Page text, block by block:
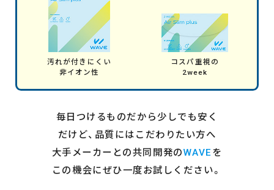
汚れが付きにくい
非イオン性
コスパ重視の
2week
毎日つけるものだから少しでも安く
だけど、品質にはこだわりたい方へ
大手メーカーとの共同開発のWAVEを
この機会にぜひ一度お試しください。